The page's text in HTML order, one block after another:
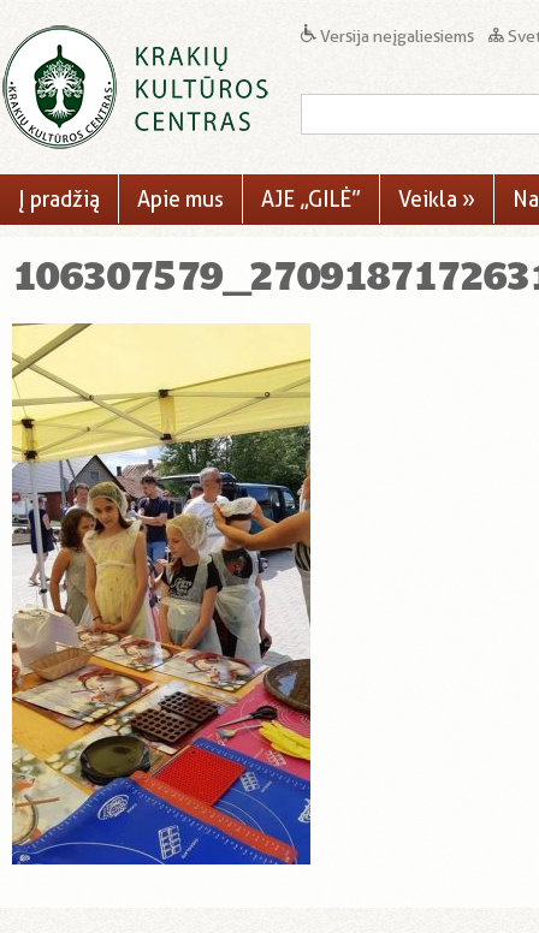
Versija neįgaliesiems
Į pradžią Apie mus AJE „GILĖ” Veikla »